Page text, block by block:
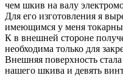
чем шкив на валу
Для его изготовления я
имеющимся у меня
К в внешней стороне
необходима только для
Внешняя поверхность
нашего шкива и девять